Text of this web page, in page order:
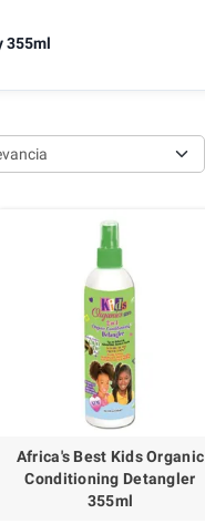
355ml
Africa's Best Kids Organic
Conditioning Detangler
355ml